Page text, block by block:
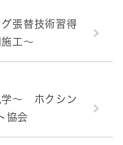
張替技術習得
工～
学～ ホクシン
協会